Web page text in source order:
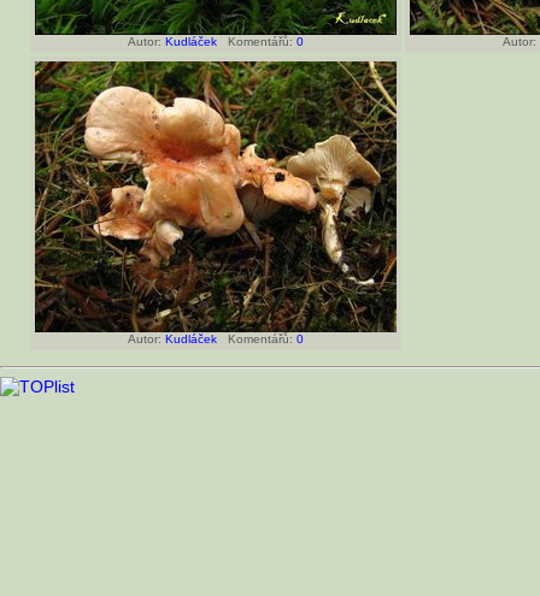
Autor: Kudláček Komentářů: 0 Autor:
Autor: Kudláček Komentářů: 0